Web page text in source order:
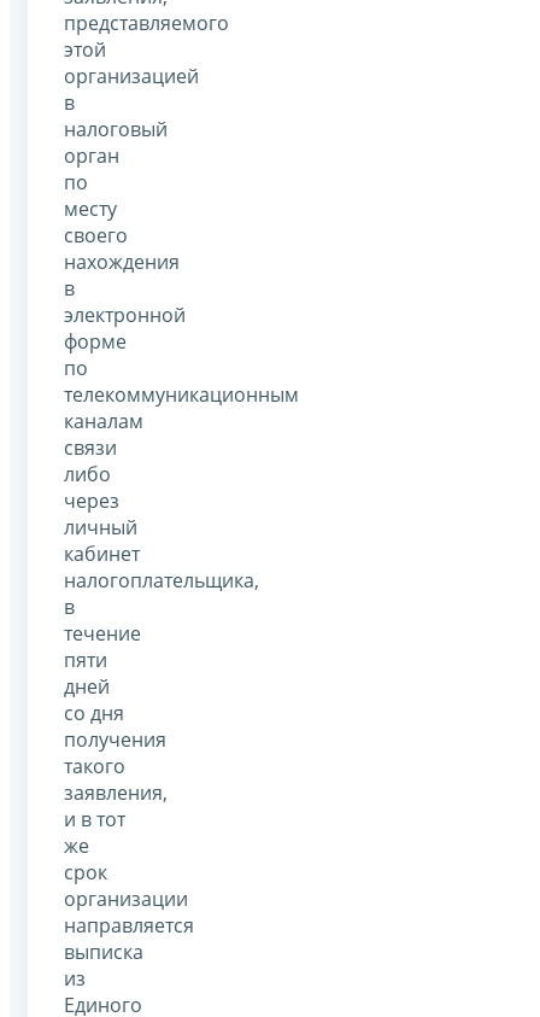
представляемого
этой
организацией
в
налоговый
орган
по
месту
своего
нахождения
в
электронной
форме
по
телекоммуникационным
каналам
связи
либо
через
личный
кабинет
налогоплательщика,
в
течение
пяти
дней
со дня
получения
такого
заявления,
и в тот
же
срок
организации
направляется
выписка
из
Единого